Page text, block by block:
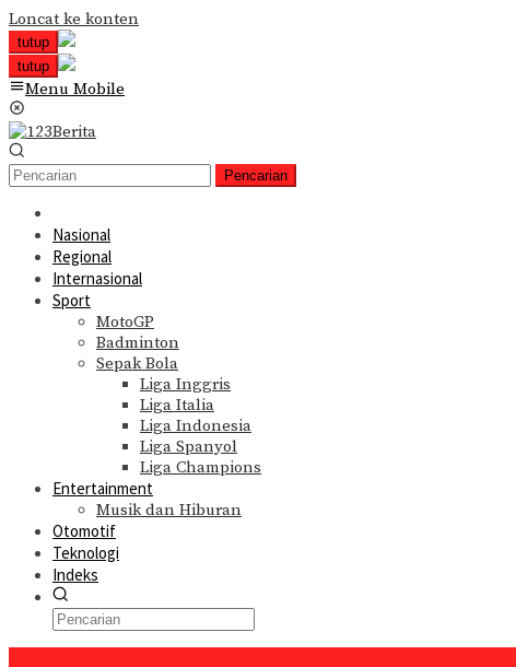
Loncat ke konten
tutup
tutup
Menu Mobile
Pencarian
Nasional
Regional
Internasional
Sport
MotoGP
Badminton
Sepak Bola
Liga Inggris
Liga Italia
Liga Indonesia
Liga Spanyol
Liga Champions
Entertainment
Musik dan Hiburan
Otomotif
Teknologi
Indeks